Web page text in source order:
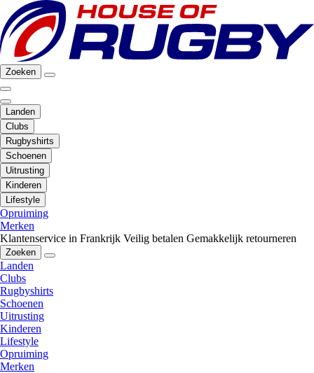
Zoeken
Landen
Clubs
Rugbyshirts
Schoenen
Uitrusting
Kinderen
Lifestyle
Opruiming
Merken
Klantenservice in Frankrijk Veilig betalen Gemakkelijk retourneren
Zoeken
Landen
Clubs
Rugbyshirts
Schoenen
Uitrusting
Kinderen
Lifestyle
Opruiming
Merken